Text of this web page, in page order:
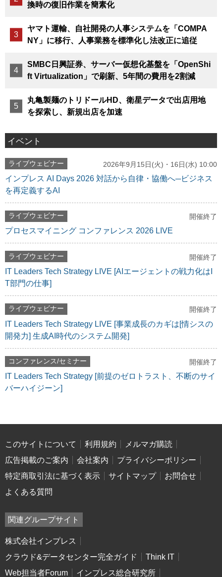
換時の復旧作業を簡素化
ヤマト運輸、自社開発の人事システムを「COMPA
NY」に移行、人事業務を標準化し法改正に追従
SMBC日興証券、サーバー仮想化基盤を「OpenShi
ft Virtualization」で刷新、5年間の費用を2割減
丸亀製麺のトリドールHD、衛星データで出店用地
を探索し、新規出店を加速
イベント
ライブウェビナー 2026年9月15日(火)・16日(水) 10:00
インプレス AI Days 2026 対話から自律・協働へ─ビジネス
を再定義するAI
ライブウェビナー 開催終了
プロセスマイニング コンファレンス 2026 LIVE
ライブウェビナー 開催終了
IT Leaders Tech Strategy LIVE [AIエージェントの戦力化はI
T部門の仕事]
ライブウェビナー 開催終了
IT Leaders Tech Strategy LIVE [事業成長のカギは[情シスの
開発力] 生成AI時代のシステム開発]
コンファレンス/セミナー 開催終了
IT Leaders Tech Strategy [前提のゼロトラスト、不断のサイ
バーハイジーン]
このサイトについて 利用規約
メルマガ購読
広告掲載のご案内
会社案内
プライバシーポリシー
特定商取引法に基づく表示
サイトマップ
お問合せ
よくある質問
関連グループサイト
株式会社インプレス
クラウド&データセンター完全ガイド
Think IT
Web担当者Forum
インプレス総合研究所